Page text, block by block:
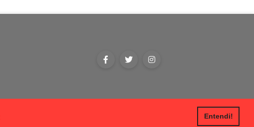
Entendi!